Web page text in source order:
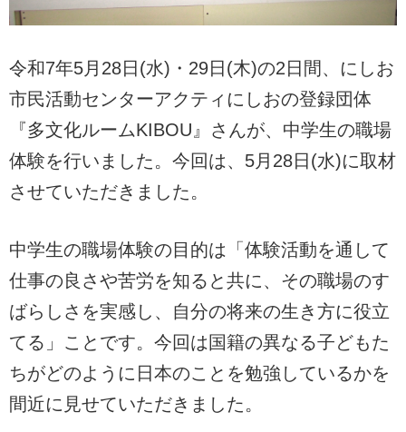
令和7年5月28日(水)・29日(木)の2日間、にしお
市民活動センターアクティにしおの登録団体
『多文化ルームKIBOU』さんが、中学生の職場
体験を行いました。今回は、5月28日(水)に取材
させていただきました。
中学生の職場体験の目的は「体験活動を通して
仕事の良さや苦労を知ると共に、その職場のす
ばらしさを実感し、自分の将来の生き方に役立
てる」ことです。今回は国籍の異なる子どもた
ちがどのように日本のことを勉強しているかを
間近に見せていただきました。